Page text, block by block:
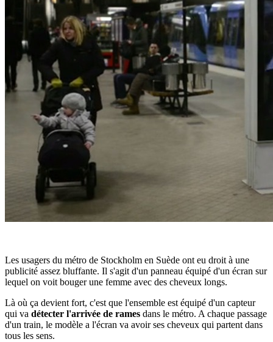
Les usagers du métro de Stockholm en Suède ont eu droit à une
publicité assez bluffante. Il s'agit d'un panneau équipé d'un écran sur
lequel on voit bouger une femme avec des cheveux longs.
Là où ça devient fort, c'est que l'ensemble est équipé d'un capteur
qui va détecter l'arrivée de rames dans le métro. A chaque passage
d'un train, le modèle a l'écran va avoir ses cheveux qui partent dans
tous les sens.